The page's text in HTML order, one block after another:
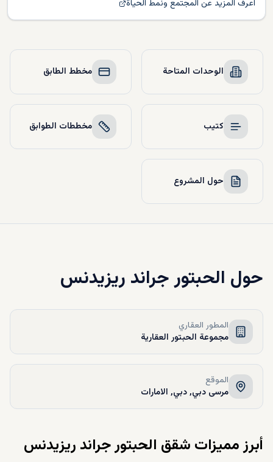
اعرف المزيد عن المجتمع ونمط الحياة
الوحدات المتاحة مخطط الطابق
كتيب مخططات الطوابق
حول المشروع
حول الحبتور جراند ريزيدنس
المطور العقاري
مجموعة الحبتور العقارية
الموقع
مرسى دبي, دبي, الامارات
أبرز مميزات شقق الحبتور جراند ريزيدنس